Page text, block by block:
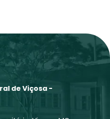
de Viçosa -